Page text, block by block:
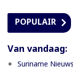
POPULAIR
Van vandaag:
Suriname